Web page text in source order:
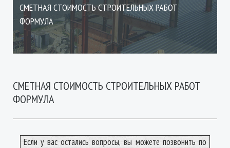
СМЕТНАЯ СТОИМОСТЬ СТРОИТЕЛЬНЫХ РАБОТ
ФОРМУЛА
СМЕТНАЯ СТОИМОСТЬ СТРОИТЕЛЬНЫХ РАБОТ
ФОРМУЛА
Если у вас остались вопросы, вы можете позвонить по